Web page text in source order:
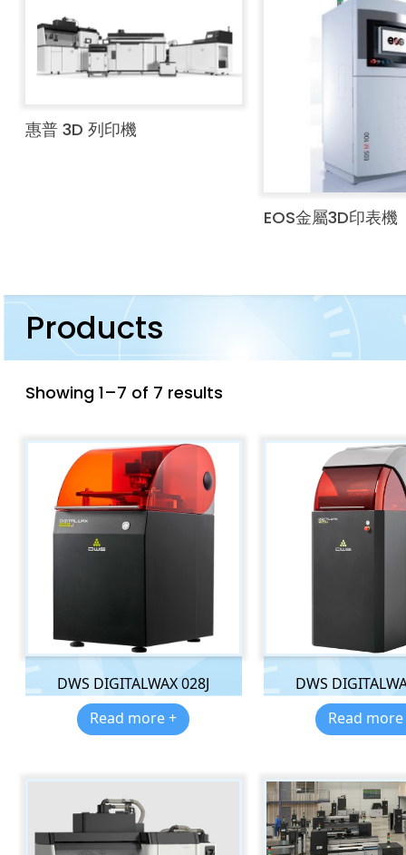
惠普 3D 列印機
EOS金屬3D印表機
Products
Showing 1–7 of 7 results
DWS DIGITALWAX 028J
Read more +
DWS
Read more